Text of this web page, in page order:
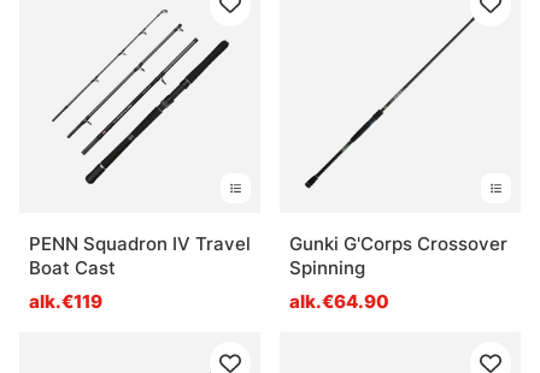
PENN Squadron IV Travel
Boat Cast
alk.€119
Gunki G'Corps Crossover
Spinning
alk.€64.90